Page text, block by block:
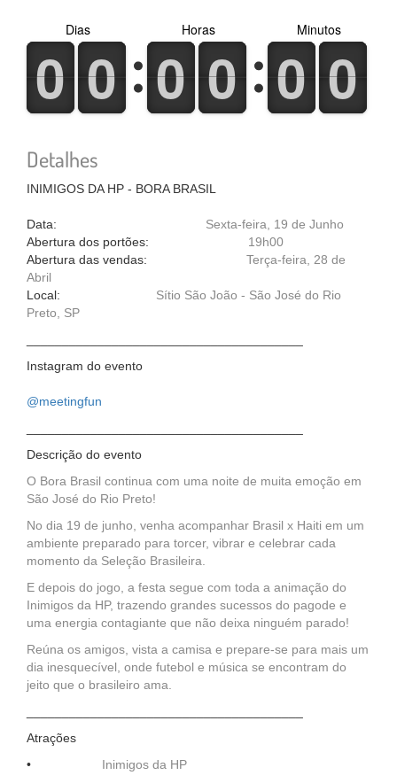
0
0
1
1 0
0
1
1
Dias
0
0
1
1 0
0
1
1
Horas
0
0
1
1 0
0
1
1
Minutos
Detalhes
INIMIGOS DA HP - BORA BRASIL
Data: Sexta-feira, 19 de Junho
Abertura dos portões: 19h00
Abertura das vendas: Terça-feira, 28 de
Abril
Local: Sítio São João - São José do Rio
Preto, SP
Instagram do evento
@meetingfun
Descrição do evento
O Bora Brasil continua com uma noite de muita emoção em
São José do Rio Preto!
No dia 19 de junho, venha acompanhar Brasil x Haiti em um
ambiente preparado para torcer, vibrar e celebrar cada
momento da Seleção Brasileira.
E depois do jogo, a festa segue com toda a animação do
Inimigos da HP, trazendo grandes sucessos do pagode e
uma energia contagiante que não deixa ninguém parado!
Reúna os amigos, vista a camisa e prepare-se para mais um
dia inesquecível, onde futebol e música se encontram do
jeito que o brasileiro ama.
Atrações
• Inimigos da HP